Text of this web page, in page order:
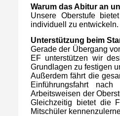
Warum das Abitur an
Unsere Oberstufe
individuell zu entwickeln.
Unterstützung beim
Gerade der Übergang
EF unterstützen wir
Grundlagen zu festigen
Außerdem fährt die
Einführungsfahrt
Arbeitsweisen der
Gleichzeitig bietet die
Mitschüler